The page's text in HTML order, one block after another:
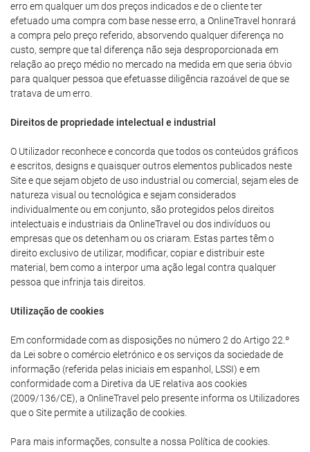
erro em qualquer um dos preços indicados e de o cliente ter
efetuado uma compra com base nesse erro, a OnlineTravel honrará
a compra pelo preço referido, absorvendo qualquer diferença no
custo, sempre que tal diferença não seja desproporcionada em
relação ao preço médio no mercado na medida em que seria óbvio
para qualquer pessoa que efetuasse diligência razoável de que se
tratava de um erro.
Direitos de propriedade intelectual e industrial
O Utilizador reconhece e concorda que todos os conteúdos gráficos
e escritos, designs e quaisquer outros elementos publicados neste
Site e que sejam objeto de uso industrial ou comercial, sejam eles de
natureza visual ou tecnológica e sejam considerados
individualmente ou em conjunto, são protegidos pelos direitos
intelectuais e industriais da OnlineTravel ou dos indivíduos ou
empresas que os detenham ou os criaram. Estas partes têm o
direito exclusivo de utilizar, modificar, copiar e distribuir este
material, bem como a interpor uma ação legal contra qualquer
pessoa que infrinja tais direitos.
Utilização de cookies
Em conformidade com as disposições no número 2 do Artigo 22.º
da Lei sobre o comércio eletrónico e os serviços da sociedade de
informação (referida pelas iniciais em espanhol, LSSI) e em
conformidade com a Diretiva da UE relativa aos cookies
(2009/136/CE), a OnlineTravel pelo presente informa os Utilizadores
que o Site permite a utilização de cookies.
Para mais informações, consulte a nossa Política de cookies.